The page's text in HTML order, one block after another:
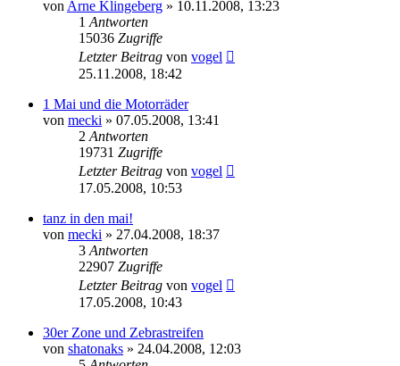
von Arne Klingeberg » 10.11.2008, 13:23
1 Antworten
15036 Zugriffe
Letzter Beitrag von vogel
25.11.2008, 18:42
1 Mai und die Motorräder
von mecki » 07.05.2008, 13:41
2 Antworten
19731 Zugriffe
Letzter Beitrag von vogel
17.05.2008, 10:53
tanz in den mai!
von mecki » 27.04.2008, 18:37
3 Antworten
22907 Zugriffe
Letzter Beitrag von vogel
17.05.2008, 10:43
30er Zone und Zebrastreifen
von shatonaks » 24.04.2008, 12:03